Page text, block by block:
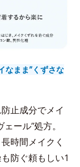
なまま”くずさな
止成分でメイ
ール”処方。
時間メイクく
防ぐ頼もしい1